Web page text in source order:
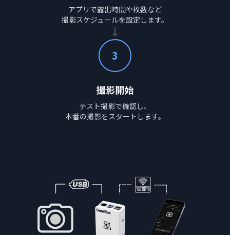
アプリで露出時間や枚数など
撮影スケジュールを設定します。
→
3
撮影開始
テスト撮影で確認し、
本番の撮影をスタートします。